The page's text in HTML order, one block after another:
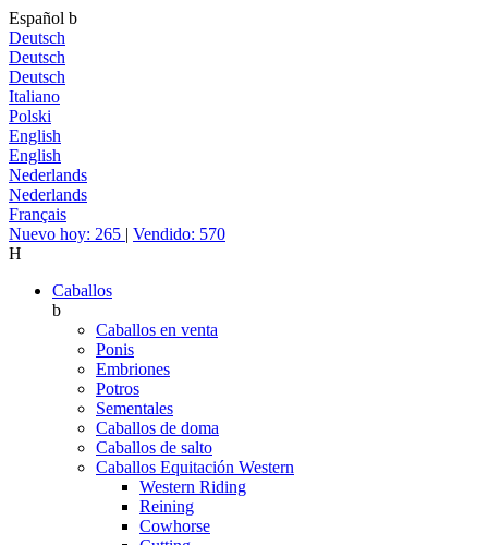
Español b
Deutsch
Deutsch
Deutsch
Italiano
Polski
English
English
Nederlands
Nederlands
Français
Nuevo hoy: 265 | Vendido: 570
H
Caballos
b
Caballos en venta
Ponis
Embriones
Potros
Sementales
Caballos de doma
Caballos de salto
Caballos Equitación Western
Western Riding
Reining
Cowhorse